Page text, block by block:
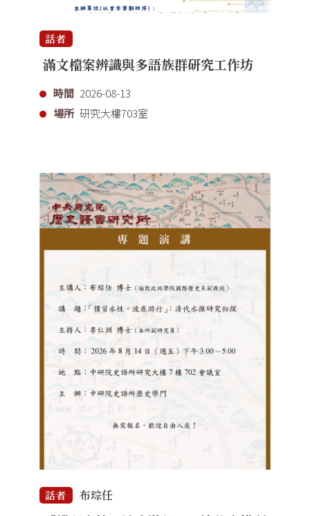
話者
滿文檔案辨識與多語族群研究工作坊
時間 2026-08-13
場所 研究大樓703室
話者 布琮任